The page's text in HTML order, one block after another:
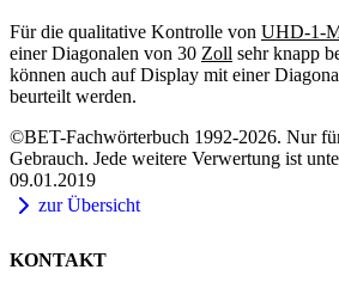
Für die qualitative Kontrolle von UHD-1-
einer Diagonalen von 30 Zoll sehr knapp
können auch auf Display mit einer
beurteilt werden.
©BET-Fachwörterbuch 1992-2026. Nur
Gebrauch. Jede weitere Verwertung ist
09.01.2019
zur Übersicht
KONTAKT